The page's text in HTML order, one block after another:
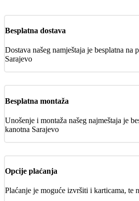
Besplatna dostava
Dostava našeg namještaja je besplatna na
Sarajevo
Besplatna montaža
Unošenje i montaža našeg najmeštaja je
kanotna Sarajevo
Opcije plaćanja
Plaćanje je moguće izvršiti i karticama, te